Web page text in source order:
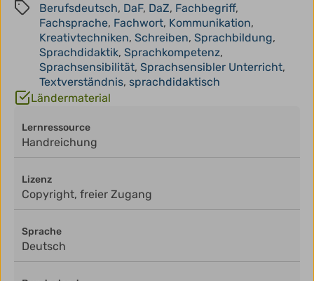
Berufsdeutsch, DaF, DaZ, Fachbegriff,
Fachsprache, Fachwort, Kommunikation,
Kreativtechniken, Schreiben, Sprachbildung,
Sprachdidaktik, Sprachkompetenz,
Sprachsensibilität, Sprachsensibler Unterricht,
Textverständnis, sprachdidaktisch
Ländermaterial
Lernressource
Handreichung
Lizenz
Copyright, freier Zugang
Sprache
Deutsch